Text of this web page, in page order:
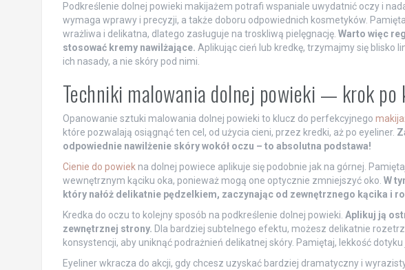
Podkreślenie dolnej powieki makijażem potrafi wspaniale uwydatnić oczy i
wymaga wprawy i precyzji, a także doboru odpowiednich kosmetyków.
wrażliwa i delikatna, dlatego zasługuje na troskliwą pielęgnację. Warto więc
stosować kremy nawilżające. Aplikując cień lub kredkę, trzymajmy się blisko
ich nasady, a nie skóry pod nimi.
Techniki malowania dolnej powieki — krok po
Opanowanie sztuki malowania dolnej powieki to klucz do perfekcyjnego
które pozwalają osiągnąć ten cel, od użycia cieni, przez kredki, aż po eyeliner.
odpowiednie nawilżenie skóry wokół oczu – to absolutna podstawa!
Cienie do powiek na dolnej powiece aplikuje się podobnie jak na górnej.
wewnętrznym kąciku oka, ponieważ mogą one optycznie zmniejszyć oko. W
który nałóż delikatnie pędzelkiem, zaczynając od zewnętrznego kącika i
Kredka do oczu to kolejny sposób na podkreślenie dolnej powieki. Aplikuj ją
zewnętrznej strony. Dla bardziej subtelnego efektu, możesz delikatnie
konsystencji, aby uniknąć podrażnień delikatnej skóry. Pamiętaj, lekkość
Eyeliner wkracza do akcji, gdy chcesz uzyskać bardziej dramatyczny i